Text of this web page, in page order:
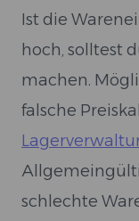
Ist die
hoch, solltest
machen.
falsche
schlechte